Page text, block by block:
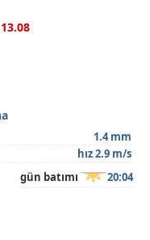
1.4 mm
hız 2.9 m/s
gün batımı 20:04